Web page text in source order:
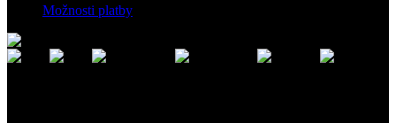
Možnosti platby